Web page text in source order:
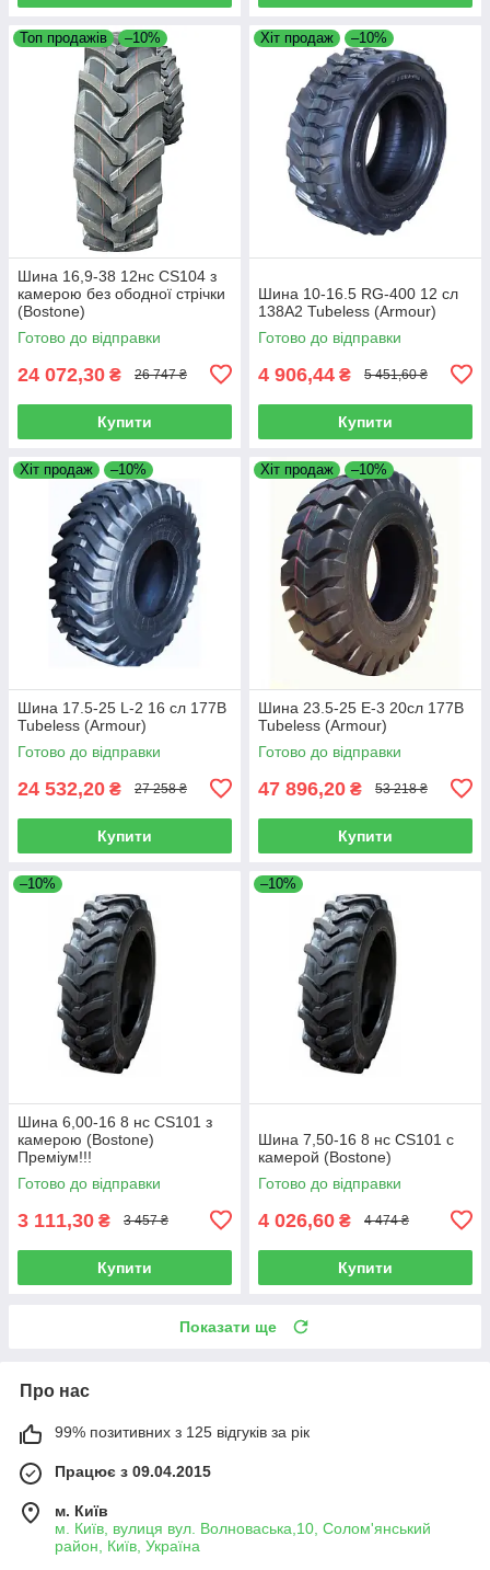
Топ продажів –10%
Шина 16,9-38 12нс CS104 з
камерою без ободної стрічки
(Bostone)
Готово до відправки
24 072,30 ₴ 26 747 ₴
Купити
Хіт продаж –10%
Шина 10-16.5 RG-400 12 сл
138A2 Tubeless (Armour)
Готово до відправки
4 906,44 ₴ 5 451,60 ₴
Купити
Хіт продаж –10%
Шина 17.5-25 L-2 16 сл 177B
Tubeless (Armour)
Готово до відправки
24 532,20 ₴ 27 258 ₴
Купити
Хіт продаж –10%
Шина 23.5-25 E-3 20сл 177B
Tubeless (Armour)
Готово до відправки
47 896,20 ₴ 53 218 ₴
Купити
–10%
Шина 6,00-16 8 нс CS101 з
камерою (Bostone)
Преміум!!!
Готово до відправки
3 111,30 ₴ 3 457 ₴
Купити
–10%
Шина 7,50-16 8 нс CS101 с
камерой (Bostone)
Готово до відправки
4 026,60 ₴ 4 474 ₴
Купити
Показати ще
Про нас
99% позитивних з 125 відгуків за рік
Працює з 09.04.2015
м. Київ
м. Київ, вулиця вул. Волноваська,10, Солом'янський
район, Київ, Україна